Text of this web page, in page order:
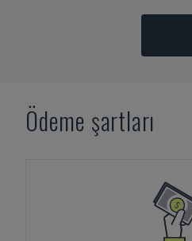
Ödeme şartları